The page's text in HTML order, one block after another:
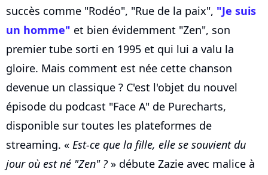
succès comme "Rodéo", "Rue de la paix", "Je suis
un homme" et bien évidemment "Zen", son
premier tube sorti en 1995 et qui lui a valu la
gloire. Mais comment est née cette chanson
devenue un classique ? C'est l'objet du nouvel
épisode du podcast "Face A" de Purecharts,
disponible sur toutes les plateformes de
streaming. « Est-ce que la fille, elle se souvient du
jour où est né "Zen" ?» débute Zazie avec malice à